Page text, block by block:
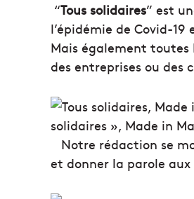
“Tous solidaires” est
l’épidémie de Covid-
Mais également toutes
des entreprises ou des
Notre rédaction se
et donner la parole